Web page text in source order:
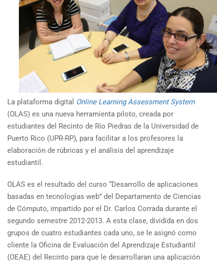
La plataforma digital Online Learning Assessment System
(OLAS) es una nueva herramienta piloto, creada por
estudiantes del Recinto de Río Piedras de la Universidad de
Puerto Rico (UPR-RP), para facilitar a los profesores la
elaboración de rúbricas y el análisis del aprendizaje
estudiantil.
OLAS es el resultado del curso “Desarrollo de aplicaciones
basadas en tecnologías web” del Departamento de Ciencias
de Cómputo, impartido por el Dr. Carlos Corrada durante el
segundo semestre 2012-2013. A esta clase, dividida en dos
grupos de cuatro estudiantes cada uno, se le asignó como
cliente la Oficina de Evaluación del Aprendizaje Estudiantil
(OEAE) del Recinto para que le desarrollaran una aplicación